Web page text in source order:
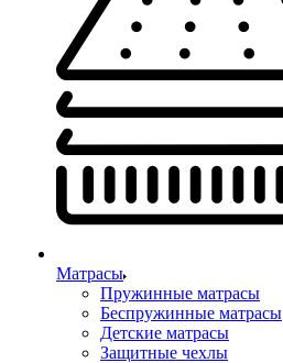
Матрасы
Пружинные матрасы
Беспружинные матрасы
Детские матрасы
Защитные чехлы